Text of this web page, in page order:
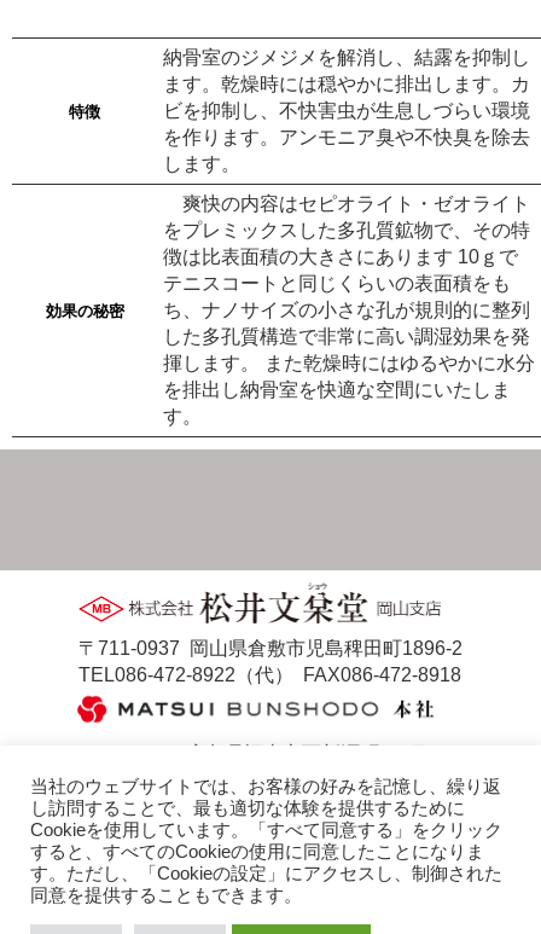
特徴
納骨室のジメジメを解消し、結露を抑制し
ます。乾燥時には穏やかに排出します。カ
ビを抑制し、不快害虫が生息しづらい環境
を作ります。アンモニア臭や不快臭を除去
します。
効果の秘密
爽快の内容はセピオライト・ゼオライト
をプレミックスした多孔質鉱物で、その特
徴は比表面積の大きさにあります 10ｇで
テニスコートと同じくらいの表面積をも
ち、ナノサイズの小さな孔が規則的に整列
した多孔質構造で非常に高い調湿効果を発
揮します。 また乾燥時にはゆるやかに水分
を排出し納骨室を快適な空間にいたしま
す。
〒711-0937 岡山県倉敷市児島稗田町1896-2
TEL086-472-8922（代）
FAX086-472-8918
TEL084-953-3210（代）FAX084-954-2057
ホーム
会社概要
防草マサ[墓地用]
防草マサ[造園用]
ストーンレジン
施工方法
当社のウェブサイトでは、お客様の好みを記憶し、繰り返
し訪問することで、最も適切な体験を提供するために
Cookieを使用しています。「すべて同意する」をクリック
すると、すべてのCookieの使用に同意したことになりま
す。ただし、「Cookieの設定」にアクセスし、制御された
同意を提供することもできます。